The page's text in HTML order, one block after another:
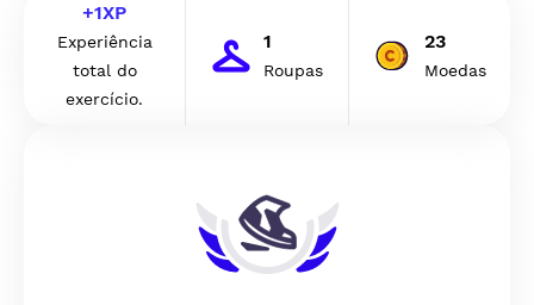
+1XP
Experiência
total do
exercício.
1
Roupas
23
Moedas